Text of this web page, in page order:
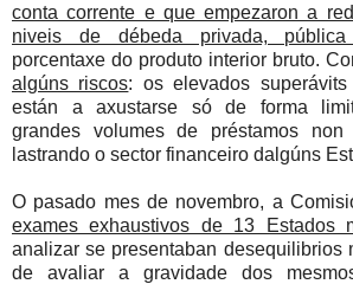
conta corrente e que empezaron a
niveis de débeda privada,
porcentaxe do produto interior bruto.
algúns riscos: os elevados
están a axustarse só de forma
grandes volumes de préstamos non
lastrando o sector financeiro dalgúns
O pasado mes de novembro, a
exames exhaustivos de 13 Estados
analizar se presentaban desequilibrios
de avaliar a gravidade dos